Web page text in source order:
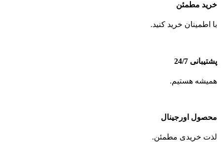
خرید مطمئن
با اطمینان خرید کنید.
پشتیبانی 24/7
همیشه هستیم.
محصول اورجینال
لذت خریدی مطمئن.